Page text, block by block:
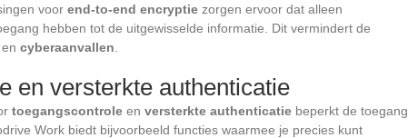
voor end-to-end encryptie zorgen ervoor dat alleen
hebben tot de uitgewisselde informatie. Dit vermindert de
en cyberaanvallen
en versterkte authenticatie
toegangscontrole en versterkte authenticatie beperkt de toegang
Work biedt bijvoorbeeld functies waarmee je precies kunt